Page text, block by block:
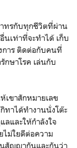
าทรกับทุกชีวิตที่ผ่าน
เท่าที่จะทำได้ เก็บ
การ ติดต่อกับคนที่
กษาโรค เล่นกับ
เขาสักหมายเลข
ทาได้ทำงานนั่งโต๊ะ
ลและให้กำลังใจ
ไม่ใยดีต่อความ
นสัญญากันและกันว่า